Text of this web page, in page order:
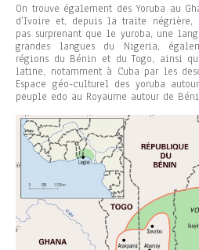
On trouve également des Yoruba au
d’Ivoire et, depuis la traite négrière,
pas surprenant que le yuroba, une
grandes langues du Nigeria,
régions du Bénin et du Togo, ainsi
latine, notamment à Cuba par les
Espace géo-culturel des yoruba
peuple edo au Royaume autour de